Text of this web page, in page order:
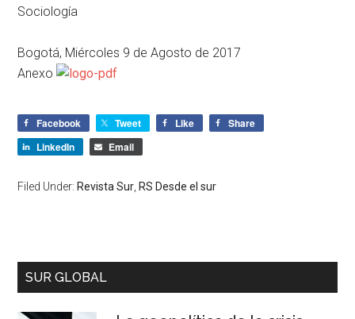
Sociología
Bogotá, Miércoles 9 de Agosto de 2017
Anexo
Facebook Tweet Like
Share
LinkedIn
Email
Filed Under: Revista Sur RS Desde el sur
SUR GLOBAL